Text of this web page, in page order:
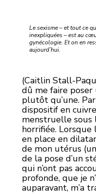
Le sexisme – et tout ce
inexpliquées – est au
gynécologie. Et on en
aujourd’hui.
(Caitlin Stall-
dû me faire
plutôt qu’une.
dispositif en
menstruelle sous
horrifiée. Lorsque
en place en
de mon utérus
de la pose d’un
qui n’ont pas
profonde, que je
auparavant, m’a